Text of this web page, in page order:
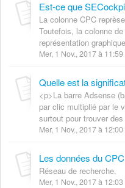
La colonne CPC
Toutefois, la colonne
représentation
Mer, 1 Nov., 2017 à 11:59
<p>La barre Adsense
par clic multiplié par le
surtout pour trouver
Mer, 1 Nov., 2017 à 12:00
Réseau de recherche.
Mer, 1 Nov., 2017 à 12:03